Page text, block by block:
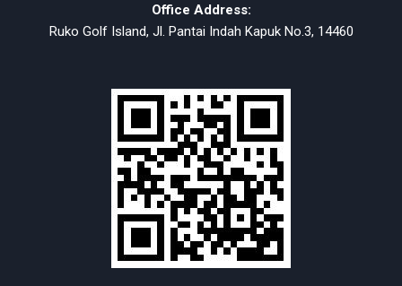
Office Address:
Ruko Golf Island, Jl. Pantai Indah Kapuk No.3, 14460